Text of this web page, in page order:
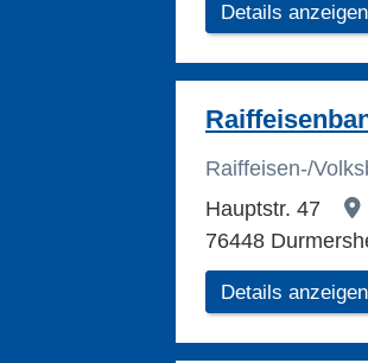
Details anzeigen
Raiffeisen-/
Hauptstr. 47
76448
Details anzeigen